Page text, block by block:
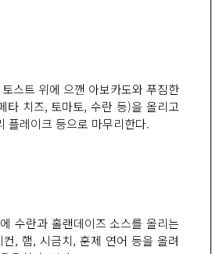
스트 위에 으깬 아보카도와 푸짐한
타 치즈, 토마토, 수란 등)을 올리고
플레이크 등으로 마무리한다.
수란과 홀랜데이즈 소스를 올리는
, 햄, 시금치, 훈제 연어 등을 올려